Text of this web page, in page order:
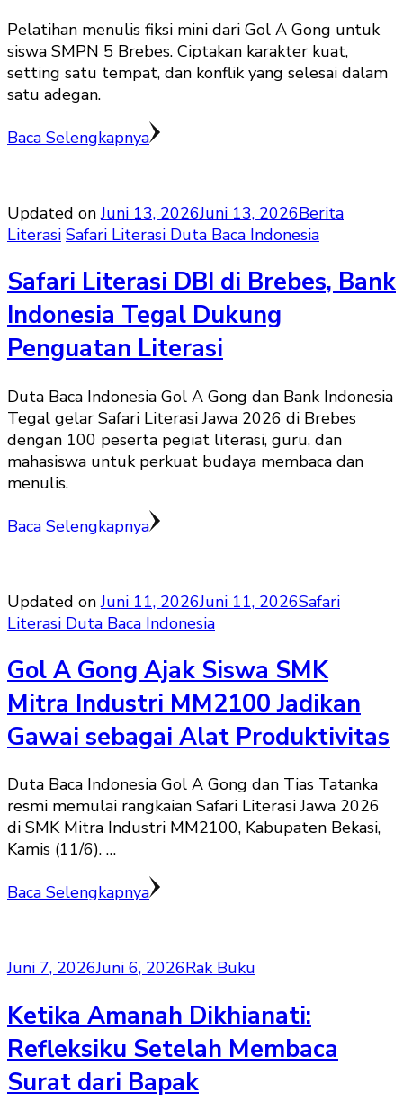
Pelatihan menulis fiksi mini dari Gol A Gong untuk
siswa SMPN 5 Brebes. Ciptakan karakter kuat,
setting satu tempat, dan konflik yang selesai dalam
satu adegan.
Baca Selengkapnya
Updated onJuni 13, 2026Juni 13, 2026Berita
Literasi Safari Literasi Duta Baca Indonesia
Safari Literasi DBI di Brebes, Bank
Indonesia Tegal Dukung
Penguatan Literasi
Duta Baca Indonesia Gol A Gong dan Bank Indonesia
Tegal gelar Safari Literasi Jawa 2026 di Brebes
dengan 100 peserta pegiat literasi, guru, dan
mahasiswa untuk perkuat budaya membaca dan
menulis.
Baca Selengkapnya
Updated onJuni 11, 2026Juni 11, 2026Safari
Literasi Duta Baca Indonesia
Gol A Gong Ajak Siswa SMK
Mitra Industri MM2100 Jadikan
Gawai sebagai Alat Produktivitas
Duta Baca Indonesia Gol A Gong dan Tias Tatanka
resmi memulai rangkaian Safari Literasi Jawa 2026
di SMK Mitra Industri MM2100, Kabupaten Bekasi,
Kamis (11/6). …
Baca Selengkapnya
Juni 7, 2026Juni 6, 2026Rak Buku
Ketika Amanah Dikhianati:
Refleksiku Setelah Membaca
Surat dari Bapak